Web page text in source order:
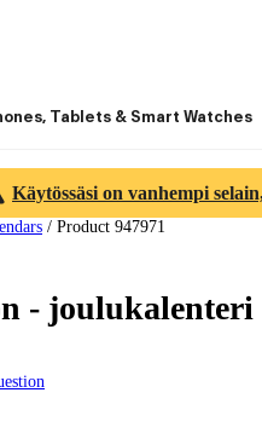
Tablets & Smart Watches
Käytössäsi on vanhempi
/ Product 947971
- joulukalenteri